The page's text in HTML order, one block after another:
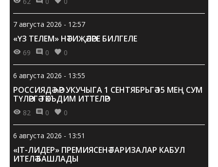
7 августа 2026 - 12:57
«ҮЗ ТЕЛЕМ» НӘТИҖӘЛӘРЕ БИЛГЕЛЕ
69 0 0
6 августа 2026 - 13:55
РОССИЯДӘ ҺӘР УКУЧЫГА 1 СЕНТЯБРЬГӘ 15 МЕҢ СУМ
ТҮЛӘРГӘ ТӘКЪДИМ ИТТЕЛӘР
82 0 0
6 августа 2026 - 13:51
«IT-ЛИДЕР» ПРЕМИЯСЕНӘ ГАРИЗАЛАР КАБУЛ
ИТЕЛӘ БАШЛАДЫ